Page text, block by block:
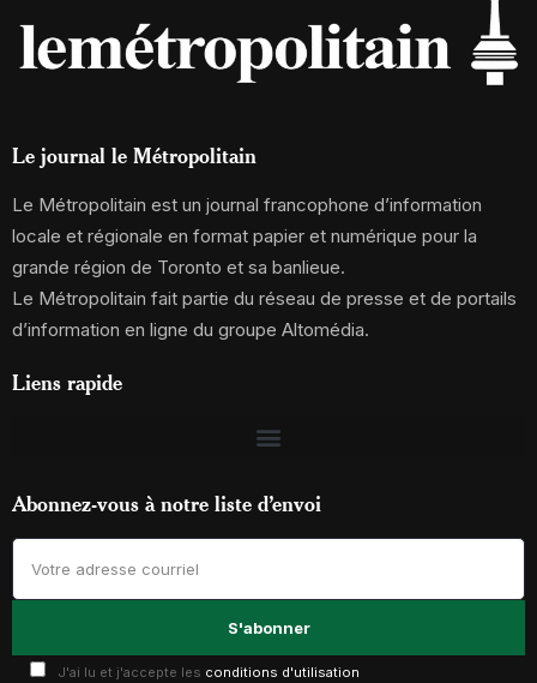
Le journal le Métropolitain
Le Métropolitain est un journal francophone d’information
locale et régionale en format papier et numérique pour la
grande région de Toronto et sa banlieue.
Le Métropolitain fait partie du réseau de presse et de portails
d’information en ligne du groupe Altomédia.
Liens rapide
Abonnez-vous à notre liste d’envoi
J'ai lu et j'accepte les conditions d'utilisation